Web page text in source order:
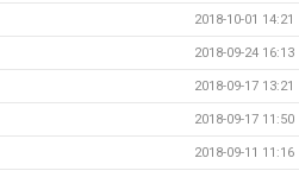
2018-10-01 14:21
2018-09-24 16:13
2018-09-17 13:21
2018-09-17 11:50
2018-09-11 11:16